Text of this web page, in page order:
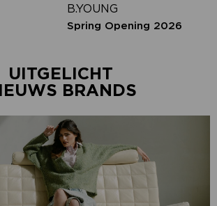
B.YOUNG
Spring Opening 2026
UITGELICHT
BRANDS